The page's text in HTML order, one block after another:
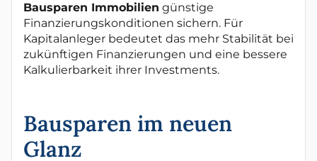
Bausparen Immobilien günstige
Finanzierungskonditionen sichern. Für
Kapitalanleger bedeutet das mehr Stabilität bei
zukünftigen Finanzierungen und eine bessere
Kalkulierbarkeit ihrer Investments.
Bausparen im neuen
Glanz